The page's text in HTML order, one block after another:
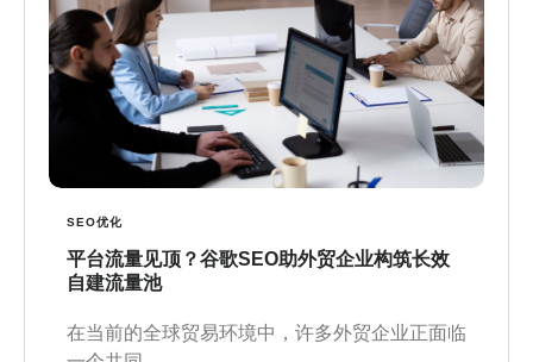
SEO优化
平台流量见顶？谷歌SEO助外贸企业构筑长效
自建流量池
在当前的全球贸易环境中，许多外贸企业正面临